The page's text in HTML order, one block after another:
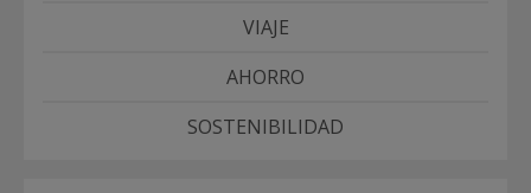
VIAJE
AHORRO
SOSTENIBILIDAD